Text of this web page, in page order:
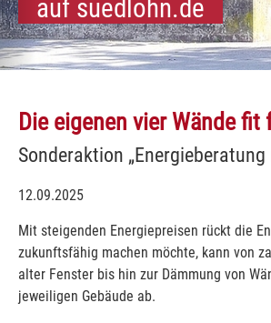
und Oeding:
und Oeding:
Südlohn und Oeding:
Südlohn und Oeding:
Südlohn und Oeding:
Südlohn und Oeding:
Südlohn und
Südlohn und
auf suedlohn.de
Die eigenen vier Wände
Sonderaktion
12.09.2025
Mit steigenden Energiepreisen rückt die
zukunftsfähig machen möchte, kann von
alter Fenster bis hin zur Dämmung von
jeweiligen Gebäude ab.